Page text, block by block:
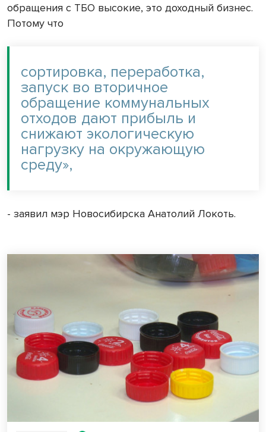
обращения с ТБО высокие, это доходный бизнес.
Потому что
сортировка, переработка,
запуск во вторичное
обращение коммунальных
отходов дают прибыль и
снижают экологическую
нагрузку на окружающую
среду»,
- заявил мэр Новосибирска Анатолий Локоть.